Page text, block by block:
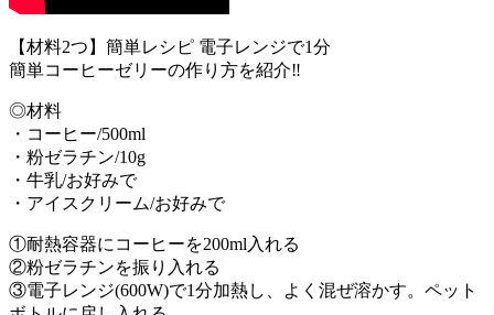
【材料2つ】簡単レシピ 電子レンジで1分
簡単コーヒーゼリーの作り方を紹介‼︎
◎材料
・コーヒー/500ml
・粉ゼラチン/10g
・牛乳/お好みで
・アイスクリーム/お好みで
①耐熱容器にコーヒーを200ml入れる
②粉ゼラチンを振り入れる
③電子レンジ(600W)で1分加熱し、よく混ぜ溶かす。ペット